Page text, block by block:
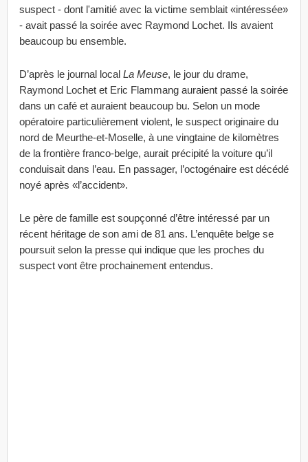
suspect - dont l'amitié avec la victime semblait «intéressée»
- avait passé la soirée avec Raymond Lochet. Ils avaient
beaucoup bu ensemble.
D’après le journal local La Meuse, le jour du drame,
Raymond Lochet et Eric Flammang auraient passé la soirée
dans un café et auraient beaucoup bu. Selon un mode
opératoire particulièrement violent, le suspect originaire du
nord de Meurthe-et-Moselle, à une vingtaine de kilomètres
de la frontière franco-belge, aurait précipité la voiture qu’il
conduisait dans l’eau. En passager, l’octogénaire est décédé
noyé après «l’accident».
Le père de famille est soupçonné d’être intéressé par un
récent héritage de son ami de 81 ans. L’enquête belge se
poursuit selon la presse qui indique que les proches du
suspect vont être prochainement entendus.